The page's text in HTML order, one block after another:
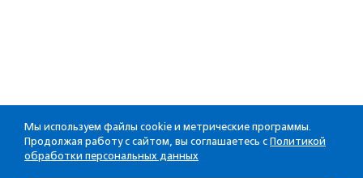
Мы используем файлы cookie и метрические программы.
Продолжая работу с сайтом, вы соглашаетесь с Политикой
обработки персональных данных